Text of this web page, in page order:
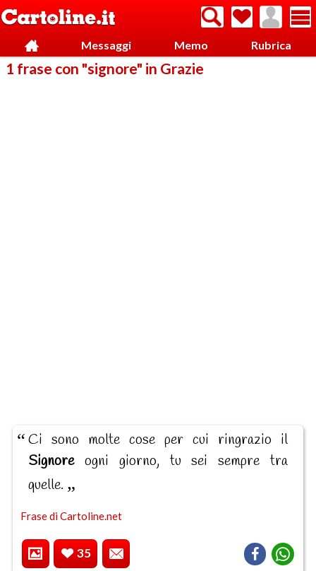
Messaggi Memo Rubrica
1 frase con "signore" in Grazie
Ci sono molte cose per cui ringrazio il
Signoreogni giorno, tu sei sempre tra
quelle.
Frase di Cartoline.net
35